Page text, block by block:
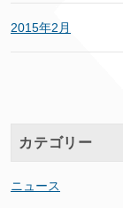
2015年2月
カテゴリー
ニュース